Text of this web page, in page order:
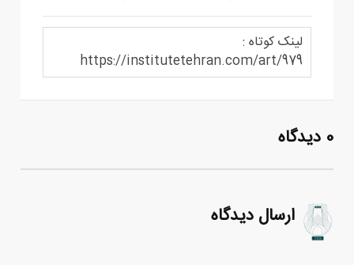
لینک کوتاه :
https://institutetehran.com/art/979
0 دیدگاه
ارسال دیدگاه